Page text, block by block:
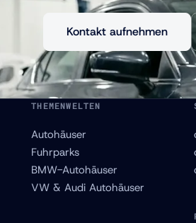
Kontakt aufnehmen
THEMENWELTEN
Autohäuser
Fuhrparks
BMW-Autohäuser
VW & Audi Autohäuser